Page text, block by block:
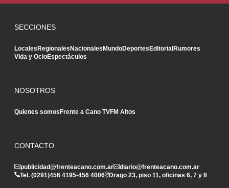
SECCIONES
LocalesRegionalesNacionalesMundoDeportesEditorialRumores
Vida y OcioEspectáculos
NOSOTROS
Quienes somosFrente a Cano TVFM Altos
CONTACTO
publicidad@frenteacano.com.ar
diario@frenteacano.com.ar
Tel. (0291)456 4195-456 4006 Drago 23, piso 11, oficinas 6, 7 y 8